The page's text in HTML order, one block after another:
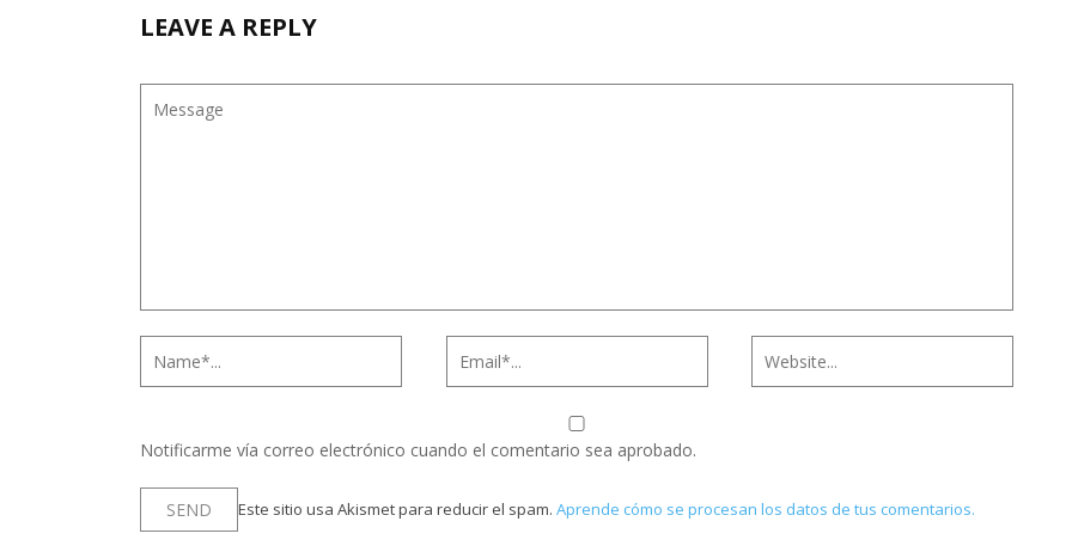
LEAVE A REPLY
Notificarme vía correo electrónico cuando el comentario sea aprobado.
Este sitio usa Akismet para reducir el spam. Aprende cómo se procesan los datos de tus comentarios.